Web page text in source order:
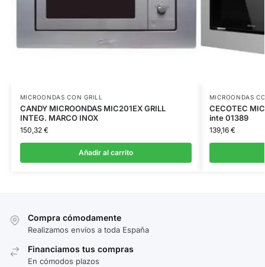
MICROONDAS CON GRILL
CANDY MICROONDAS MIC201EX GRILL
INTEG. MARCO INOX
150,32 €
Añadir al carrito
MICROONDAS
CECOTEC
inte 01389
139,16 €
Compra cómodamente
Realizamos envíos a toda España
Financiamos tus compras
En cómodos plazos